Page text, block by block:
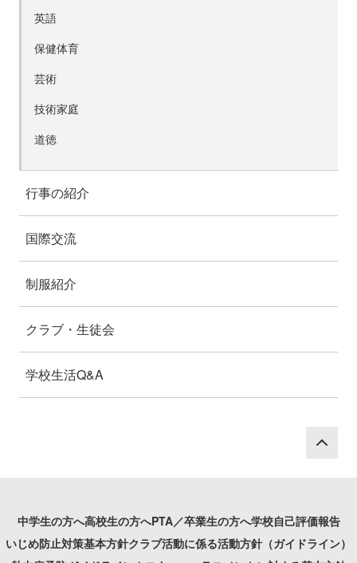
英語
保健体育
芸術
技術家庭
道徳
行事の紹介
国際交流
制服紹介
クラブ・生徒会
学校生活Q&A
中学生の方へ高校生の方へPTA／卒業生の方へ学校自己評価報告
いじめ防止対策基本方針クラブ活動に係る活動方針（ガイドライン）